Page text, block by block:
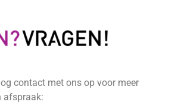
contact met ons op voor meer
afspraak: